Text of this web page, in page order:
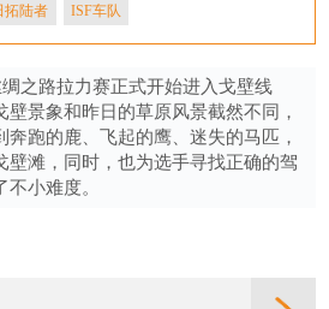
拓陆者 ISF车队
之路拉力赛正式开始进入戈壁线
壁景象和昨日的草原风景截然不同，
奔跑的鹿、飞起的鹰、迷失的马匹，
壁滩，同时，也为选手寻找正确的驾
不小难度。